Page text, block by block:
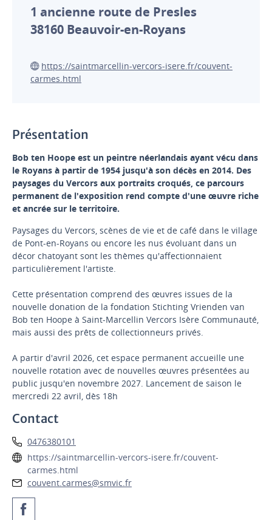
1 ancienne route de Presles
38160 Beauvoir-en-Royans
https://saintmarcellin-vercors-isere.fr/couvent-
carmes.html
Présentation
Bob ten Hoope est un peintre néerlandais ayant vécu dans
le Royans à partir de 1954 jusqu'à son décès en 2014. Des
paysages du Vercors aux portraits croqués, ce parcours
permanent de l'exposition rend compte d'une œuvre riche
et ancrée sur le territoire.
Paysages du Vercors, scènes de vie et de café dans le village
de Pont-en-Royans ou encore les nus évoluant dans un
décor chatoyant sont les thèmes qu'affectionnaient
particulièrement l'artiste.
Cette présentation comprend des œuvres issues de la
nouvelle donation de la fondation Stichting Vrienden van
Bob ten Hoope à Saint-Marcellin Vercors Isère Communauté,
mais aussi des prêts de collectionneurs privés.
A partir d'avril 2026, cet espace permanent accueille une
nouvelle rotation avec de nouvelles œuvres présentées au
public jusqu'en novembre 2027. Lancement de saison le
mercredi 22 avril, dès 18h
Contact
0476380101
https://saintmarcellin-vercors-isere.fr/couvent-
carmes.html
couvent.carmes@smvic.fr